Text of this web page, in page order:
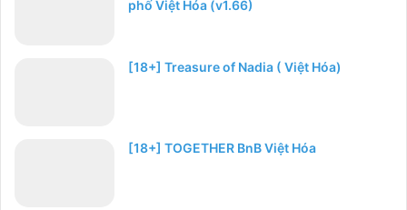
phố Việt Hóa (v1.66)
[18+] Treasure of Nadia ( Việt Hóa)
[18+] TOGETHER BnB Việt Hóa